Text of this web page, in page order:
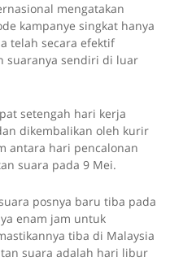
mengatakan
kampanye singkat hanya
telah secara efektif
suaranya sendiri di luar
setengah hari kerja
dikembalikan oleh kurir
antara hari pencalonan
suara pada 9 Mei.
posnya baru tiba pada
enam jam untuk
tiba di Malaysia
suara adalah hari libur